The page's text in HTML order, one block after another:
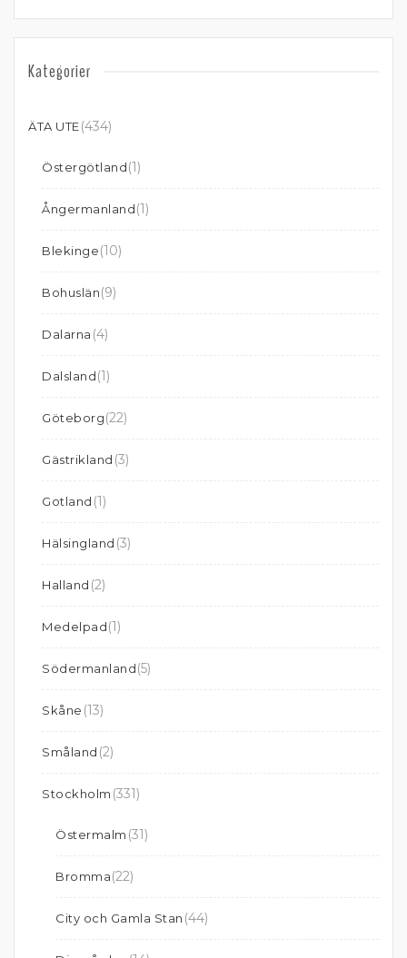
Kategorier
ÄTA UTE(434)
Östergötland(1)
Ångermanland(1)
Blekinge(10)
Bohuslän(9)
Dalarna (4)
Dalsland(1)
Göteborg(22)
Gästrikland (3)
Gotland (1)
Hälsingland (3)
Halland (2)
Medelpad(1)
Södermanland(5)
Skåne (13)
Småland (2)
Stockholm (331)
Östermalm (31)
Bromma(22)
City och Gamla Stan (44)